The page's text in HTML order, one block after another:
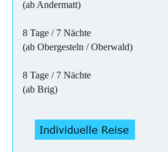
(ab Andermatt)
8 Tage / 7 Nächte
(ab Obergesteln / Oberwald)
8 Tage / 7 Nächte
(ab Brig)